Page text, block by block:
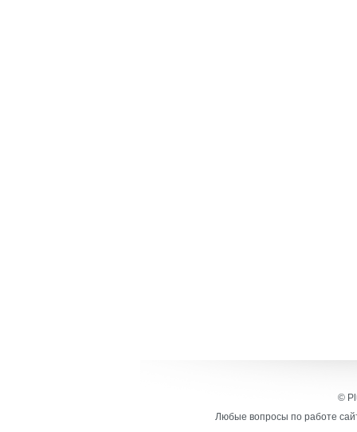
©
Любые вопросы по работе